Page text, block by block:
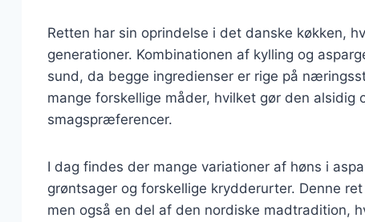
Retten har sin oprindelse i det danske køkken,
generationer. Kombinationen af kylling og
sund, da begge ingredienser er rige på
mange forskellige måder, hvilket gør den alsidig
smagspræferencer.
I dag findes der mange variationer af høns i
grøntsager og forskellige krydderurter. Denne
men også en del af den nordiske madtradition,